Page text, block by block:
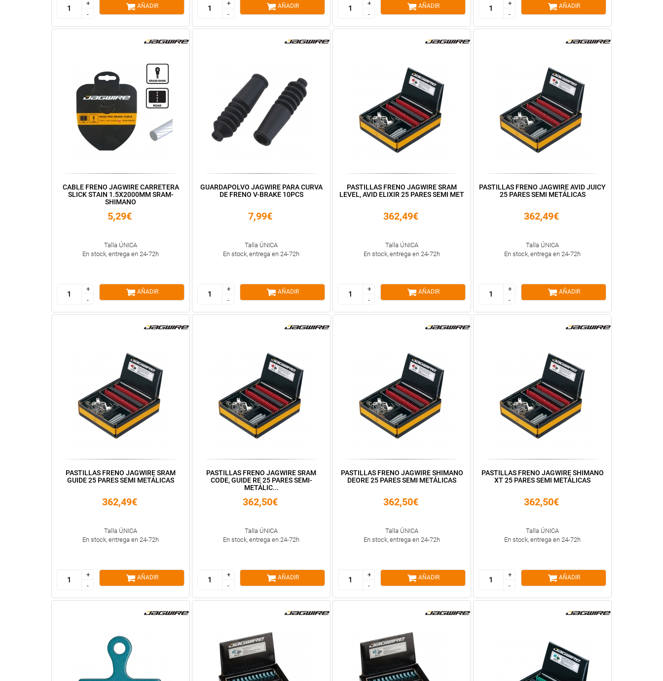
+
-
+
-
AÑADIR
+
-
+
-
AÑADIR
+
-
+
-
AÑADIR
+
-
+
-
AÑADIR
CABLE FRENO JAGWIRE CARRETERA
SLICK STAIN 1.5X2000MM SRAM-
SHIMANO
5,29€
Talla ÚNICA
En stock, entrega en 24-72h
+
-
+
-
AÑADIR
GUARDAPOLVO JAGWIRE PARA CURVA
DE FRENO V-BRAKE 10PCS
7,99€
Talla ÚNICA
En stock, entrega en 24-72h
+
-
+
-
AÑADIR
PASTILLAS FRENO JAGWIRE SRAM
LEVEL, AVID ELIXIR 25 PARES SEMI MET
362,49€
Talla ÚNICA
En stock, entrega en 24-72h
+
-
+
-
AÑADIR
PASTILLAS FRENO JAGWIRE AVID JUICY
25 PARES SEMI METÁLICAS
362,49€
Talla ÚNICA
En stock, entrega en 24-72h
+
-
+
-
AÑADIR
PASTILLAS FRENO JAGWIRE SRAM
GUIDE 25 PARES SEMI METÁLICAS
362,49€
Talla ÚNICA
En stock, entrega en 24-72h
+
-
+
-
AÑADIR
PASTILLAS FRENO JAGWIRE SRAM
CODE, GUIDE RE 25 PARES SEMI-
METÁLIC...
362,50€
Talla ÚNICA
En stock, entrega en 24-72h
+
-
+
-
AÑADIR
PASTILLAS FRENO JAGWIRE SHIMANO
DEORE 25 PARES SEMI METÁLICAS
362,50€
Talla ÚNICA
En stock, entrega en 24-72h
+
-
+
-
AÑADIR
PASTILLAS FRENO JAGWIRE SHIMANO
XT 25 PARES SEMI METÁLICAS
362,50€
Talla ÚNICA
En stock, entrega en 24-72h
+
-
+
-
AÑADIR